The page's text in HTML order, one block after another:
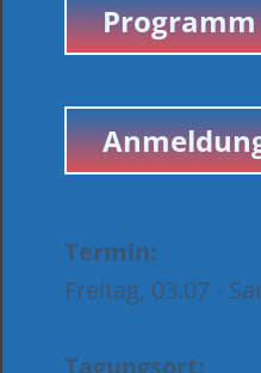
Programm
Termin:
Freitag, 03.07 -
Tagungsort: